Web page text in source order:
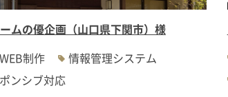
ムの優企画（山口県下関市）様
制作
情報管理システム
ンシブ対応